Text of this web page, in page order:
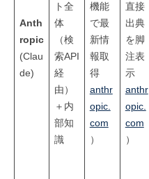
Anth
ropic
(Clau
de)
ト全
体
（検
索API
経
由）
＋内
部知
識
機能
で最
新情
報取
得
anthr
opic.
com
）
直接
出典
を脚
注表
示
anthr
opic.
com
）